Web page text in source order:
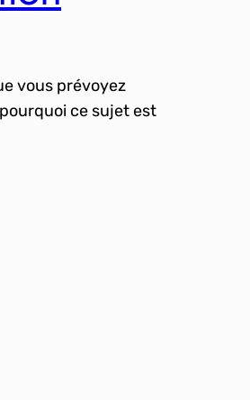
vous prévoyez
ce sujet est